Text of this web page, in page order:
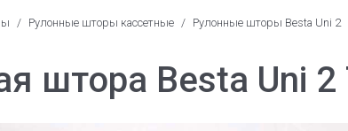
/ Рулонные шторы кассетные / Рулонные шторы Besta Uni 2
штора Besta Uni